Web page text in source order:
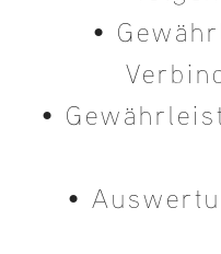
•
•
•